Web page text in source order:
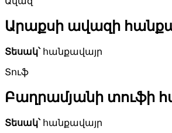
Արաքսի ավազի
Տեսակ՝հանքավայր
Տուֆ
Բաղրամյանի տուֆի
Տեսակ՝հանքավայր